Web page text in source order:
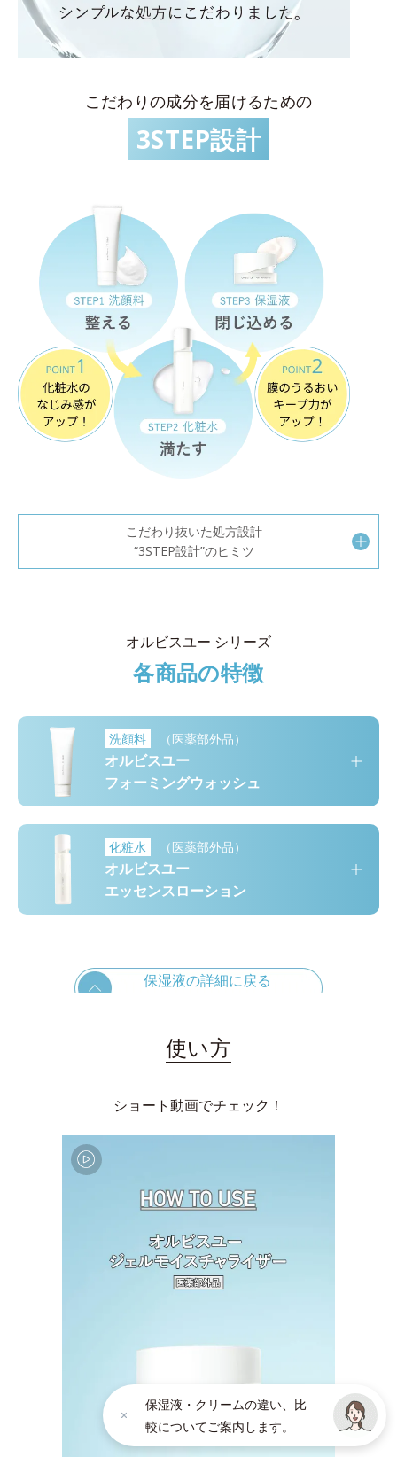
こだわりの成分を届けるための
3STEP設計
こだわり抜いた処方設計
“3STEP設計”のヒミツ
オルビスユー シリーズ
各商品の特徴
洗顔料 （医薬部外品）
オルビスユー
フォーミングウォッシュ
化粧水 （医薬部外品）
オルビスユー
エッセンスローション
保湿液の詳細に戻る
使い方
ショート動画でチェック！
保湿液・クリームの違い、比
較についてご案内します。